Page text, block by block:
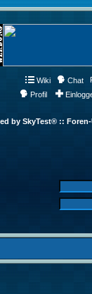
Wiki Chat
Profil
by SkyTest® ::